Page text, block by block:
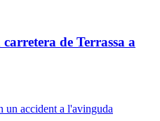
de Terrassa a